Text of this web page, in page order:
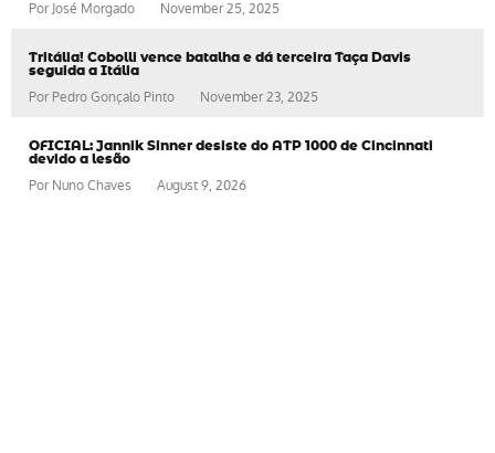
PorJosé Morgado November 25, 2025
Tritália! Cobolli vence batalha e dá terceira Taça Davis
seguida a Itália
Por Pedro Gonçalo Pinto November 23, 2025
OFICIAL: Jannik Sinner desiste do ATP 1000 de Cincinnati
devido a lesão
PorNuno Chaves August 9, 2026